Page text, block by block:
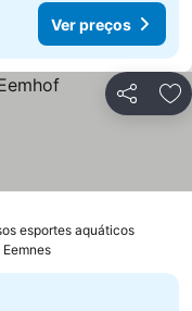
Ver preços
Partilhar
esportes aquáticos